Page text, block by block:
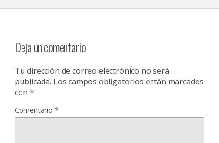
Deja un comentario
Tu dirección de correo electrónico no será
publicada. Los campos obligatorios están marcados
con *
Comentario *